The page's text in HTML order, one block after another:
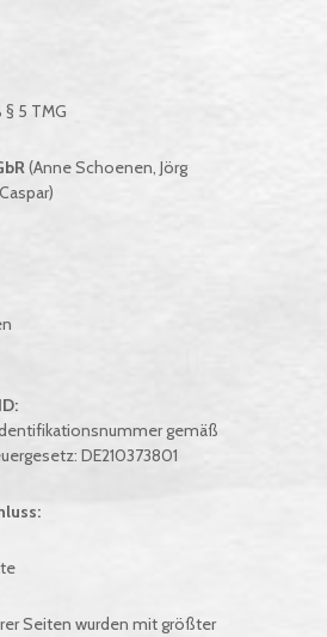
5 TMG
(Anne Schoenen, Jörg
gemäß
DE210373801
Seiten wurden mit größter